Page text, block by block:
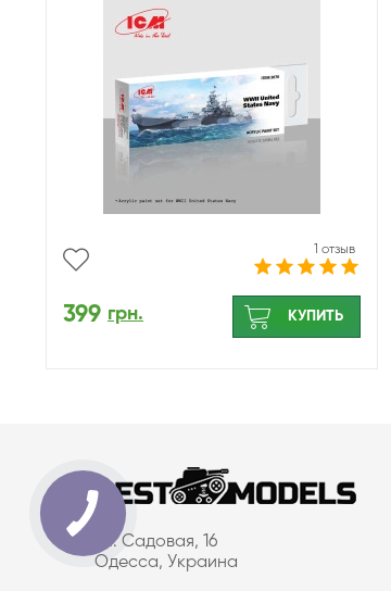
1 отзыв
399 грн. КУПИТЬ
ул. Садовая, 16
Одесса, Украина